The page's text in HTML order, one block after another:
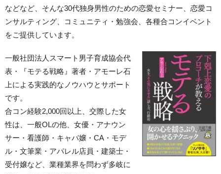
などなど、そんな30代独身男性のための恋愛セミナー、恋愛コ
ンサルティング、コミュニティ・勉強会、各種合コンイベント
をご提供しています。
一般社団法人スマート男子育成協会代
表・『モテる戦略』著者・アモーレ石
上による実践的なノウハウとサポート
です。
合コン経験2,000回以上、交際した女
性は、一般OLの他、女優・アナウン
サー・看護師・キャバ嬢・CA・モデ
ル・文筆業・アパレル店員・建築士・
受付嬢など、業種業界を問わず多岐に